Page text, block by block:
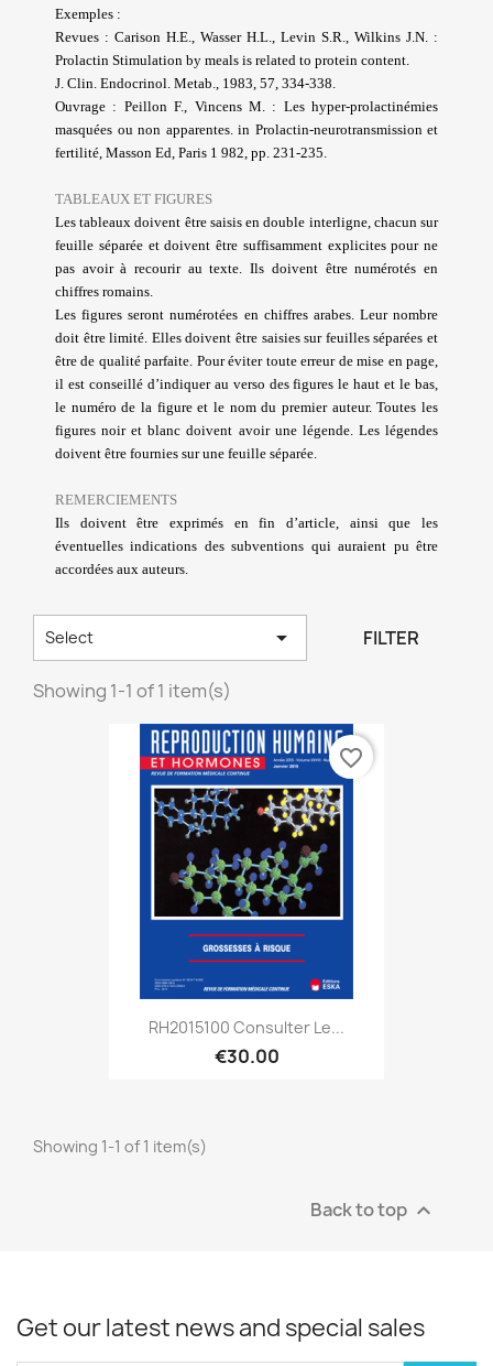
Exemples :
Revues : Carison H.E., Wasser H.L., Levin S.R., Wilkins J.N. :
Prolactin Stimulation by meals is related to protein content.
J. Clin. Endocrinol. Metab., 1983, 57, 334-338.
Ouvrage : Peillon F., Vincens M. : Les hyper-prolactinémies
masquées ou non apparentes. in Prolactin-neurotransmission et
fertilité, Masson Ed, Paris 1 982, pp. 231-235.
TABLEAUX ET FIGURES
Les tableaux doivent être saisis en double interligne, chacun sur
feuille séparée et doivent être suffisamment explicites pour ne
pas avoir à recourir au texte. Ils doivent être numérotés en
chiffres romains.
Les figures seront numérotées en chiffres arabes. Leur nombre
doit être limité. Elles doivent être saisies sur feuilles séparées et
être de qualité parfaite. Pour éviter toute erreur de mise en page,
il est conseillé d’indiquer au verso des figures le haut et le bas,
le numéro de la figure et le nom du premier auteur. Toutes les
figures noir et blanc doivent avoir une légende. Les légendes
doivent être fournies sur une feuille séparée.
REMERCIEMENTS
Ils doivent être exprimés en fin d’article, ainsi que les
éventuelles indications des subventions qui auraient pu être
accordées aux auteurs.
Select  FILTER
Showing 1-1 of 1 item(s)
RH2015100 Consulter Le...
€30.00
favorite_border
Showing 1-1 of 1 item(s)
Back to top 
Get our latest news and special sales